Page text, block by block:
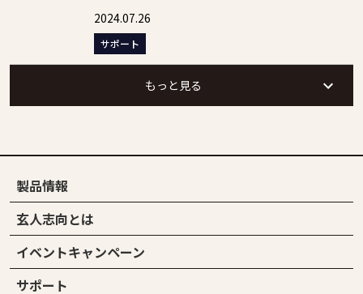
2024.07.26
サポート
もっと見る
製品情報
玄人志向とは
イベントキャンペーン
サポート